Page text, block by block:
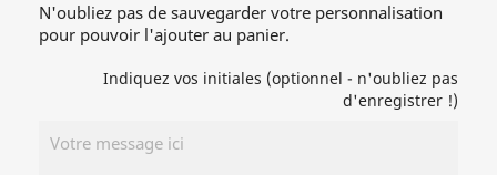
N'oubliez pas de sauvegarder votre personnalisation
pour pouvoir l'ajouter au panier.
Indiquez vos initiales (optionnel - n'oubliez pas
d'enregistrer !)